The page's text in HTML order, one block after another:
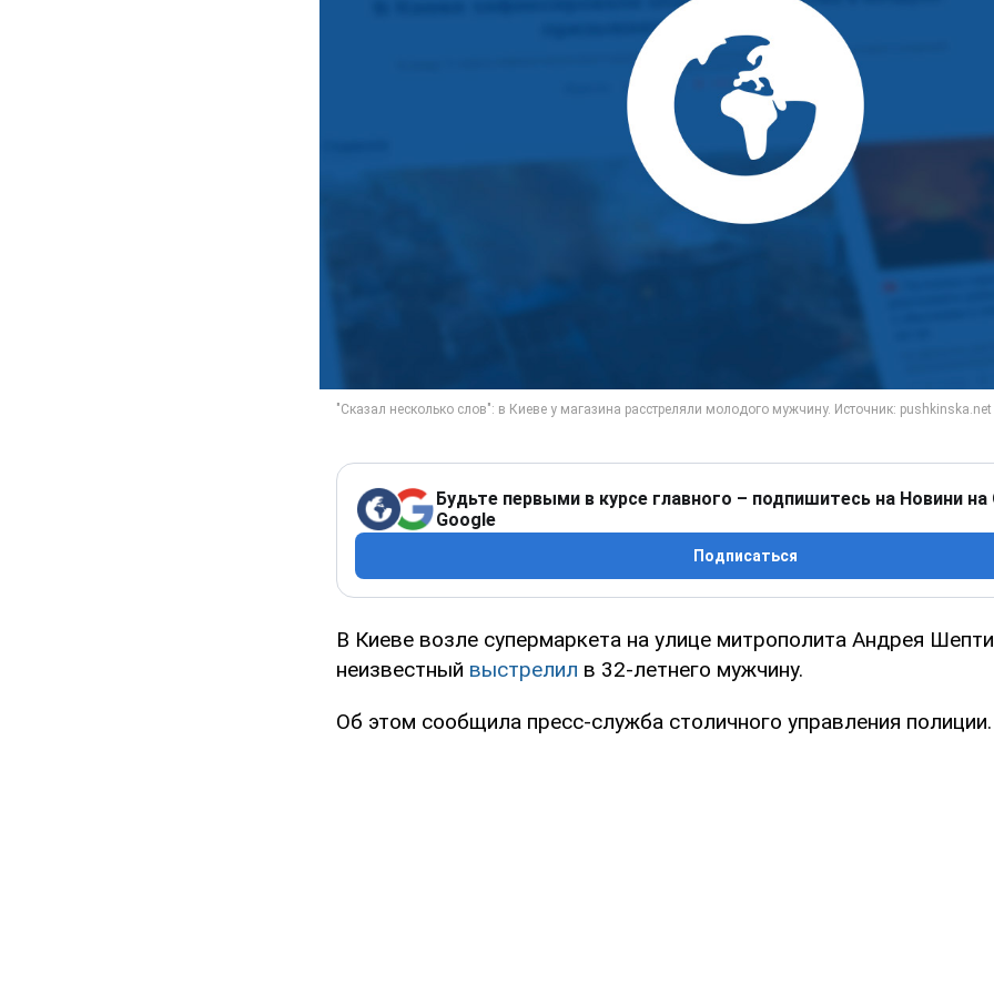
Будьте первыми в курсе главного – подпишитесь на Новини на
Google
Подписаться
В Киеве возле супермаркета на улице митрополита Андрея
неизвестный выстрелил в 32-летнего мужчину.
Об этом сообщила пресс-служба столичного управления полиции.